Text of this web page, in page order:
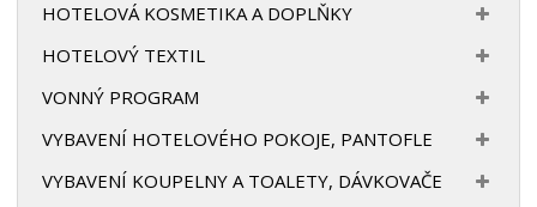
HOTELOVÁ KOSMETIKA A DOPLŇKY
HOTELOVÝ TEXTIL
VONNÝ PROGRAM
VYBAVENÍ HOTELOVÉHO POKOJE, PANTOFLE
VYBAVENÍ KOUPELNY A TOALETY, DÁVKOVAČE